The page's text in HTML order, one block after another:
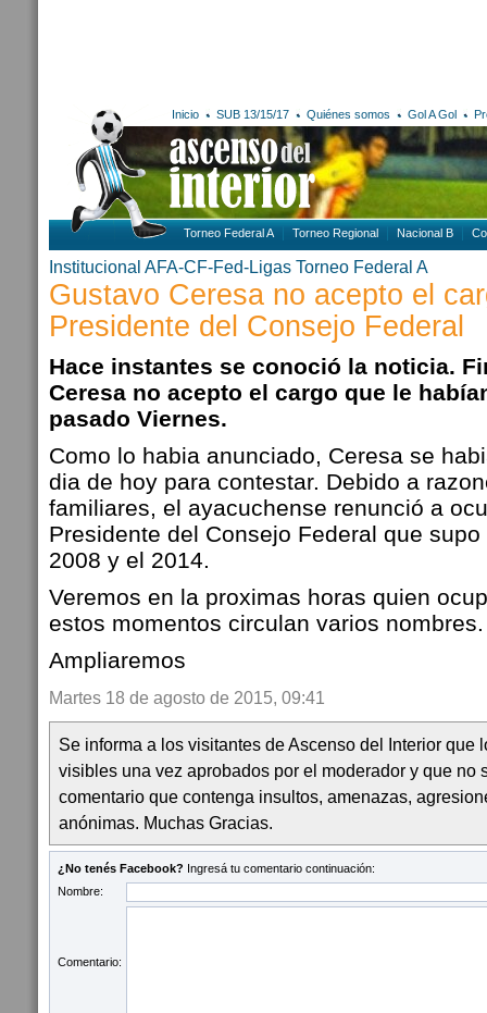
Inicio SUB 13/15/17 Quiénes somos Gol A Gol
Torneo Federal A Torneo Regional Nacional B
Institucional AFA-CF-Fed-Ligas Torneo Federal A
Gustavo Ceresa no acepto el
Presidente del Consejo Federal
Hace instantes se conoció la noticia.
Ceresa no acepto el cargo que le
pasado Viernes.
Como lo habia anunciado, Ceresa se
dia de hoy para contestar. Debido a
familiares, el ayacuchense renunció a
Presidente del Consejo Federal que
2008 y el 2014.
Veremos en la proximas horas quien
estos momentos circulan varios nombres.
Ampliaremos
Martes 18 de agosto de 2015, 09:41
Se informa a los visitantes de Ascenso del Interior que
visibles una vez aprobados por el moderador y que no
comentario que contenga insultos, amenazas,
anónimas. Muchas Gracias.
¿No tenés Facebook? Ingresá tu comentario continuación:
Nombre:
Comentario: